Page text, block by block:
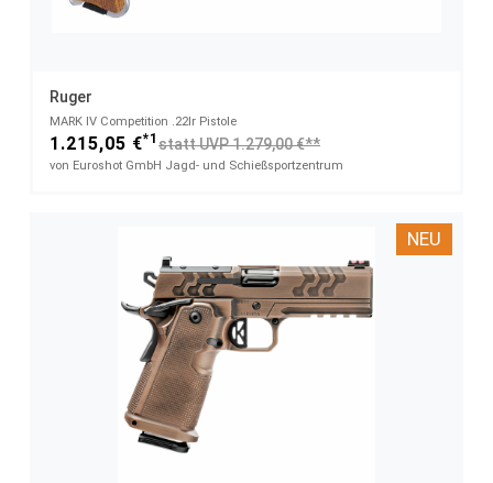
Ruger
MARK IV Competition​ .22lr Pistole
1.215,05 €*1 statt UVP 1.279,00 €**
von Euroshot GmbH Jagd- und Schießsportzentrum
NEU